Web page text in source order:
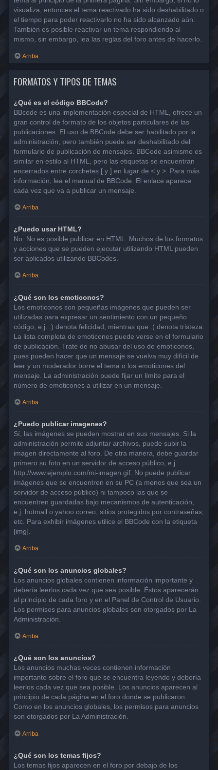
visualiza, entonces el tema reactivado ha sido deshabilitado o
el tiempo para poder reactivarlo no ha sido alcanzado aún.
También es posible reactivar un tema respondiendo al
mismo, sin embargo, lea las reglas del foro antes de hacerlo.
Arriba
FORMATOS Y TIPOS DE TEMAS
¿Qué es el código BBCode?
BBcode es una implementación especial de HTML, ofrece un
gran control de formato de los objetos particulares de las
publicaciones. El uso de BBCode debe ser habilitado por la
administración, pero también puede ser deshabilitado del
formulario de publicación de mensajes. BBCode asimismo es
similar en estilo al HTML, pero las etiquetas se encuentran
encerrados entre corchetes [ y ] en lugar de < y >. Para más
información, lea el manual de BBCode. El enlace aparece
cada vez que va a publicar un mensaje.
Arriba
¿Puedo usar HTML?
No. No es posible publicar en HTML. Muchos de los formatos
y acciones que se pueden ejecutar utilizando HTML pueden
ser aplicados utilizando BBCodes.
Arriba
¿Qué son los emoticonos?
Los emoticonos son pequeñas imágenes que pueden ser
utilizadas para expresar un sentimiento con un pequeño
código, e.j. :) denota felicidad, mientras que :( denota tristeza.
La lista completa de emoticones puede verse en el formulario
de publicación. Trate de no abusar del uso de emoticonos,
pues pueden hacer que un mensaje se vuelva muy difícil de
leer y un moderador borre el tema o los emoticones del
mensaje. La administración puede fijar un límite para el
número de emoticones a utilizar en un mensaje.
Arriba
¿Puedo publicar imagenes?
Sí, las imágenes se pueden mostrar en sus mensajes. Si la
administración permite adjuntar archivos, puede subir la
imagen directamente al foro. De otra manera, debe guardar
primero su foto en un servidor de acceso público, e.j.
http://www.ejemplo.com/mi-imagen.gif. No puede publicar
imágenes que se encuentren en su PC (a menos que sea un
servidor de acceso público) ni tampoco las que se
encuentren guardadas bajo mecanismos de autenticación,
e.j. hotmail o yahoo correo, sitios protegidos por contraseñas,
etc. Para exhibir imágenes utilice el BBCode con la etiqueta
[img].
Arriba
¿Qué son los anuncios globales?
Los anuncios globales contienen información importante y
debería leerlos cada vez que sea posible. Éstos aparecerán
al principio de cada foro y en el Panel de Control de Usuario.
Los permisos para anuncios globales son otorgados por La
Administración.
Arriba
¿Qué son los anuncios?
Los anuncios muchas veces contienen información
importante sobre el foro que se encuentra leyendo y debería
leerlos cada vez que sea posible. Los anuncios aparecen al
principio de cada página en el foro donde se publicaron.
Como en los anuncios globales, los permisos para anuncios
son otorgados por La Administración.
Arriba
¿Qué son los temas fijos?
Los temas fijos aparecen en el foro por debajo de los